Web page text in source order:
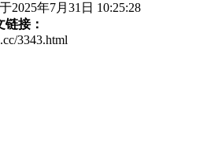
2025年7月31日 10:25:28
接：
3343.html